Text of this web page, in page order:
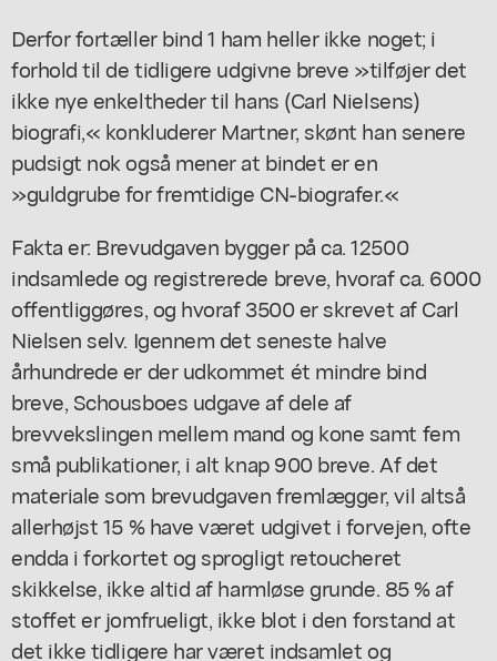
Derfor fortæller bind 1 ham heller ikke noget; i
forhold til de tidligere udgivne breve »tilføjer det
ikke nye enkeltheder til hans (Carl Nielsens)
biografi,« konkluderer Martner, skønt han senere
pudsigt nok også mener at bindet er en
»guldgrube for fremtidige CN-biografer.«
Fakta er: Brevudgaven bygger på ca. 12500
indsamlede og registrerede breve, hvoraf ca. 6000
offentliggøres, og hvoraf 3500 er skrevet af Carl
Nielsen selv. Igennem det seneste halve
århundrede er der udkommet ét mindre bind
breve, Schousboes udgave af dele af
brevvekslingen mellem mand og kone samt fem
små publikationer, i alt knap 900 breve. Af det
materiale som brevudgaven fremlægger, vil altså
allerhøjst 15 % have været udgivet i forvejen, ofte
endda i forkortet og sprogligt retoucheret
skikkelse, ikke altid af harmløse grunde. 85 % af
stoffet er jomfrueligt, ikke blot i den forstand at
det ikke tidligere har været indsamlet og